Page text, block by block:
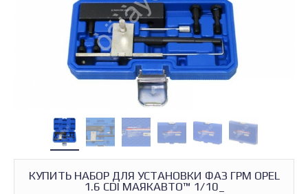
КУПИТЬ НАБОР ДЛЯ УСТАНОВКИ ФАЗ ГРМ OPEL
1.6 CDI МАЯКАВТО™ 1/10_